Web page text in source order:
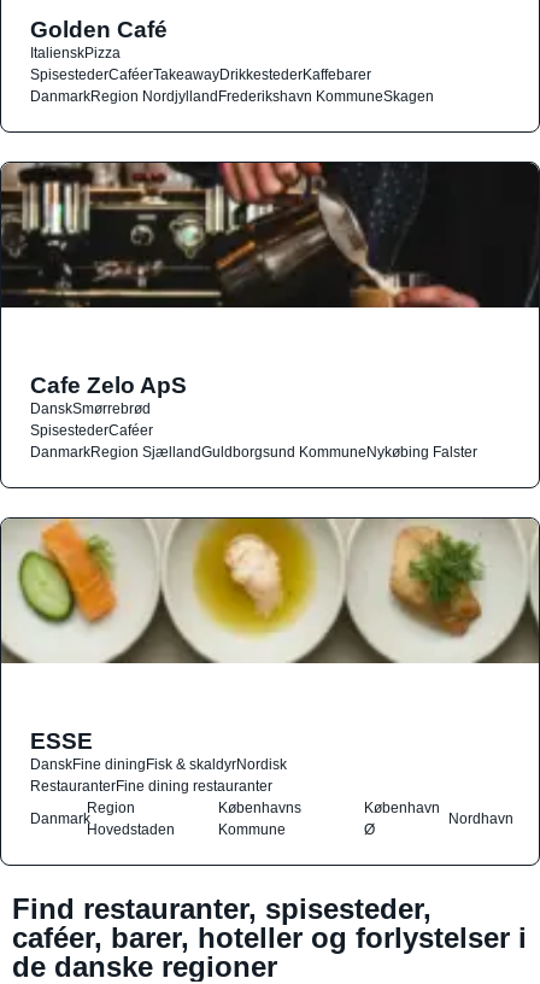
Golden Café
ItalienskPizza
SpisestederCaféerTakeawayDrikkestederKaffebarer
DanmarkRegion NordjyllandFrederikshavn KommuneSkagen
Cafe Zelo ApS
DanskSmørrebrød
SpisestederCaféer
DanmarkRegion SjællandGuldborgsund KommuneNykøbing Falster
ESSE
DanskFine diningFisk & skaldyrNordisk
RestauranterFine dining restauranter
Danmark
Region
Hovedstaden
Københavns
Kommune
København
Ø
Nordhavn
Find restauranter, spisesteder,
caféer, barer, hoteller og forlystelser i
de danske regioner